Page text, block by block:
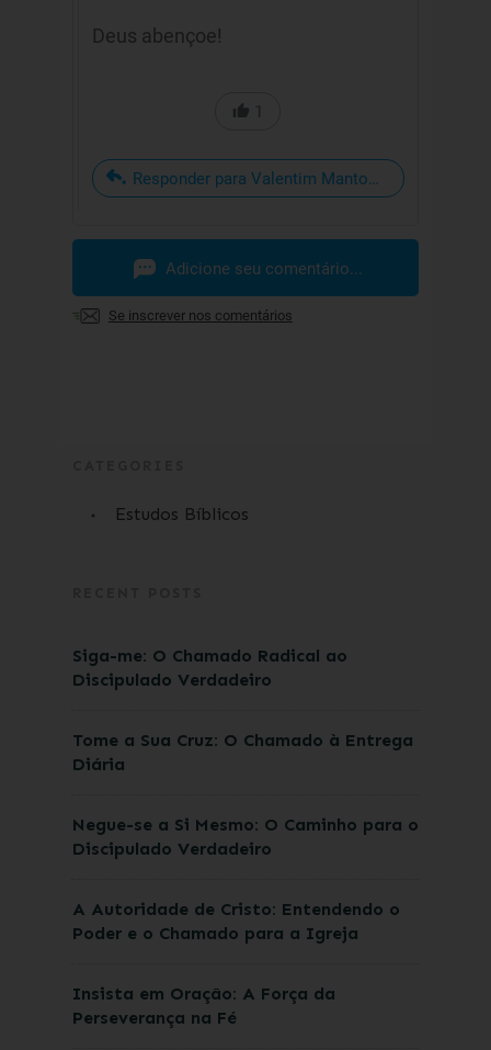
Deus abençoe!
1
Responder para Valentim Mantovani
Adicione seu comentário...
Se inscrever nos comentários
Estudos Bíblicos
Siga-me: O Chamado Radical ao
Discipulado Verdadeiro
Tome a Sua Cruz: O Chamado à Entrega
Diária
Negue-se a Si Mesmo: O Caminho para o
Discipulado Verdadeiro
A Autoridade de Cristo: Entendendo o
Poder e o Chamado para a Igreja
Insista em Oração: A Força da
Perseverança na Fé